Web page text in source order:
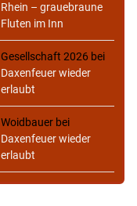
Rhein – grauebraune
Fluten im Inn
Gesellschaft 2026 bei
Daxenfeuer wieder
erlaubt
Woidbauer bei
Daxenfeuer wieder
erlaubt